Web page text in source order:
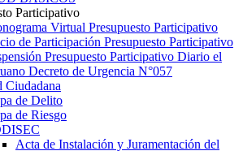
Participativo
Virtual Presupuesto Participativo
de Participación Presupuesto Participativo
Presupuesto Participativo Diario el
Decreto de Urgencia N°057
Ciudadana
de Delito
de Riesgo
Acta de Instalación y Juramentación del